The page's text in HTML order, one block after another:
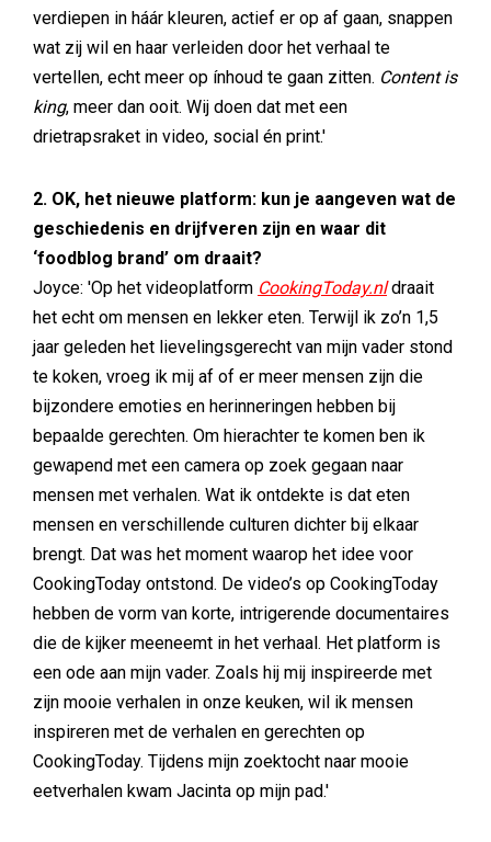
verdiepen in háár kleuren, actief er op af gaan, snappen
wat zij wil en haar verleiden door het verhaal te
vertellen, echt meer op ínhoud te gaan zitten. Content is
king, meer dan ooit. Wij doen dat met een
drietrapsraket in video, social én print.'
2. OK, het nieuwe platform: kun je aangeven wat de
geschiedenis en drijfveren zijn en waar dit
‘foodblog brand’ om draait?
Joyce: 'Op het videoplatform CookingToday.nldraait
het echt om mensen en lekker eten. Terwijl ik zo’n 1,5
jaar geleden het lievelingsgerecht van mijn vader stond
te koken, vroeg ik mij af of er meer mensen zijn die
bijzondere emoties en herinneringen hebben bij
bepaalde gerechten. Om hierachter te komen ben ik
gewapend met een camera op zoek gegaan naar
mensen met verhalen. Wat ik ontdekte is dat eten
mensen en verschillende culturen dichter bij elkaar
brengt. Dat was het moment waarop het idee voor
CookingToday ontstond. De video’s op CookingToday
hebben de vorm van korte, intrigerende documentaires
die de kijker meeneemt in het verhaal. Het platform is
een ode aan mijn vader. Zoals hij mij inspireerde met
zijn mooie verhalen in onze keuken, wil ik mensen
inspireren met de verhalen en gerechten op
CookingToday. Tijdens mijn zoektocht naar mooie
eetverhalen kwam Jacinta op mijn pad.'